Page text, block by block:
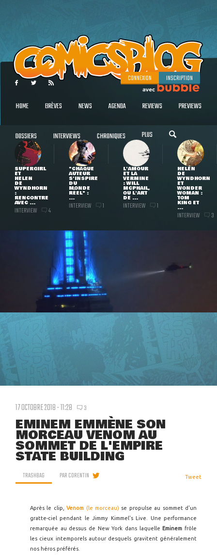
CONNEXION INSCRIPTION
HOME BRÈVES NEWS AGENDA REVIEWS PREVIEWS
DOSSIERS INTERVIEWS CHRONIQUES PLUS
SUPERGIRL
ET
HELEN
DE
WYNDHORN
:
RENCONTRE
AVEC ...
INTERVIEW 4
"CHAQUE
AUTEUR
S'INSPIRE
DU
MONDE
RÉEL" :
...
INTERVIEW 1
L'AMOUR
ET LA
VERMINE
: WILL
MCPHAIL,
OU L'ART
DE ...
INTERVIEW 1
HELEN
DE
WYNDHORN
ET
WONDER
WOMAN :
TOM
KING ET
...
INTERVIEW 3
17 OCTOBRE 2018 - 11:28 3
EMINEM EMMÈNE SON
MORCEAU VENOM AU
SOMMET DE L'EMPIRE
STATE BUILDING
TRASHBAG PARCORENTIN Tweet
Après le clip,Venom (le morceau) se propulse au sommet d'un
gratte-ciel pendant le Jimmy Kimmel's Live. Une performance
remarquée au dessus de New York dans laquelle Eminemfrôle
les cieux intemporels autour desquels gravitent généralement
nos héros préférés.